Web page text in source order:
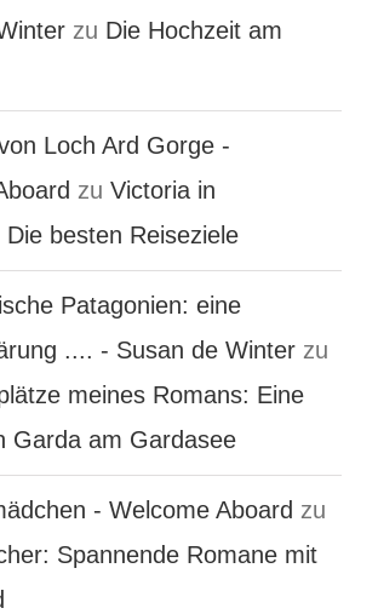
zu Die Hochzeit am
Loch Ard Gorge -
zu Victoria in
besten Reiseziele
Patagonien: eine
.... - Susan de Winter zu
meines Romans: Eine
Garda am Gardasee
- Welcome Aboard zu
Spannende Romane mit